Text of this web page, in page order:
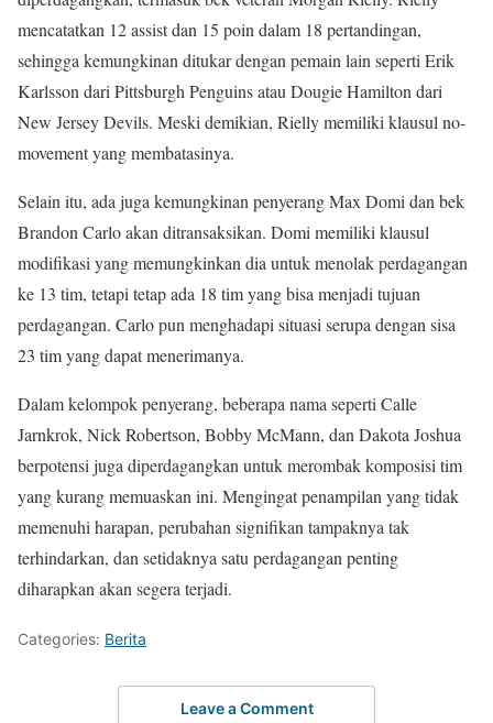
mencatatkan 12 assist dan 15 poin dalam 18 pertandingan,
sehingga kemungkinan ditukar dengan pemain lain seperti Erik
Karlsson dari Pittsburgh Penguins atau Dougie Hamilton dari
New Jersey Devils. Meski demikian, Rielly memiliki klausul no-
movement yang membatasinya.
Selain itu, ada juga kemungkinan penyerang Max Domi dan bek
Brandon Carlo akan ditransaksikan. Domi memiliki klausul
modifikasi yang memungkinkan dia untuk menolak perdagangan
ke 13 tim, tetapi tetap ada 18 tim yang bisa menjadi tujuan
perdagangan. Carlo pun menghadapi situasi serupa dengan sisa
23 tim yang dapat menerimanya.
Dalam kelompok penyerang, beberapa nama seperti Calle
Jarnkrok, Nick Robertson, Bobby McMann, dan Dakota Joshua
berpotensi juga diperdagangkan untuk merombak komposisi tim
yang kurang memuaskan ini. Mengingat penampilan yang tidak
memenuhi harapan, perubahan signifikan tampaknya tak
terhindarkan, dan setidaknya satu perdagangan penting
diharapkan akan segera terjadi.
Categories: Berita
Leave a Comment